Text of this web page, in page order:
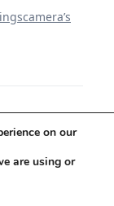
on our
are using or